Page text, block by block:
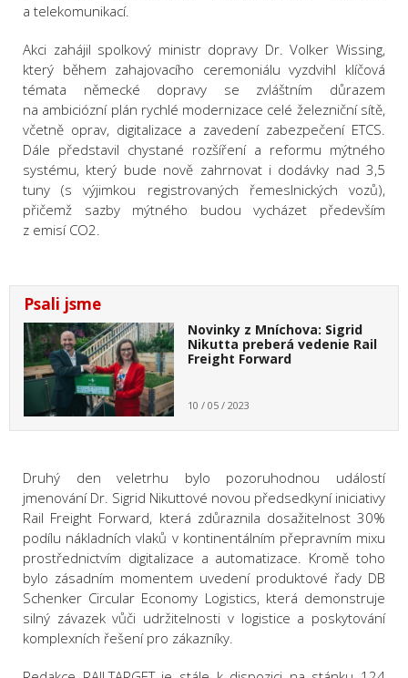
a telekomunikací.
Akci zahájil spolkový ministr dopravy Dr. Volker Wissing,
který během zahajovacího ceremoniálu vyzdvihl klíčová
témata německé dopravy se zvláštním důrazem
na ambiciózní plán rychlé modernizace celé železniční sítě,
včetně oprav, digitalizace a zavedení zabezpečení ETCS.
Dále představil chystané rozšíření a reformu mýtného
systému, který bude nově zahrnovat i dodávky nad 3,5
tuny (s výjimkou registrovaných řemeslnických vozů),
přičemž sazby mýtného budou vycházet především
z emisí CO2.
Psali jsme
Novinky z Mníchova: Sigrid
Nikutta preberá vedenie Rail
Freight Forward
10 / 05 / 2023
Druhý den veletrhu bylo pozoruhodnou událostí
jmenování Dr. Sigrid Nikuttové novou předsedkyní iniciativy
Rail Freight Forward, která zdůraznila dosažitelnost 30%
podílu nákladních vlaků v kontinentálním přepravním mixu
prostřednictvím digitalizace a automatizace. Kromě toho
bylo zásadním momentem uvedení produktové řady DB
Schenker Circular Economy Logistics, která demonstruje
silný závazek vůči udržitelnosti v logistice a poskytování
komplexních řešení pro zákazníky.